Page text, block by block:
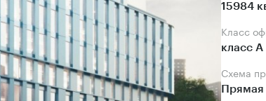
15984
Класс
класс А
Схема
Прямая